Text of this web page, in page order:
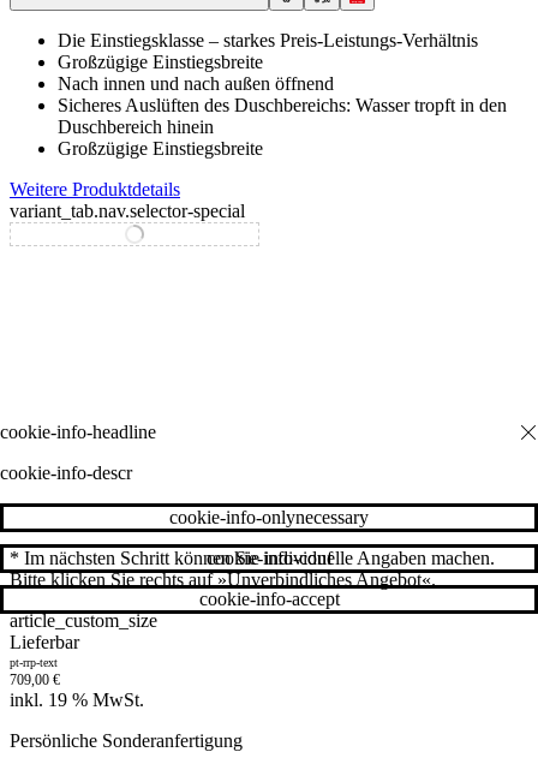
Die Einstiegsklasse – starkes Preis-Leistungs-Verhältnis
Großzügige Einstiegsbreite
Nach innen und nach außen öffnend
Sicheres Auslüften des Duschbereichs: Wasser tropft in den
Duschbereich hinein
Großzügige Einstiegsbreite
Weitere Produktdetails
variant_tab.nav.selector-special
variant_tab.nav.selector-standard
* Im nächsten Schritt können Sie individuelle Angaben machen.
Bitte klicken Sie rechts auf »Unverbindliches Angebot«.
article_custom_size
Lieferbar
pt-rrp-text
709,00 €
inkl. 19 % MwSt.
Persönliche Sonderanfertigung
cookie-info-descr
cookie-info-accept
cookie-info-conf
cookie-info-onlynecessary